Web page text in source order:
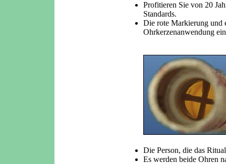
Profitieren Sie von 20
Standards.
Die rote Markierung und
Ohrkerzenanwendung
Die Person, die das
Es werden beide Ohren